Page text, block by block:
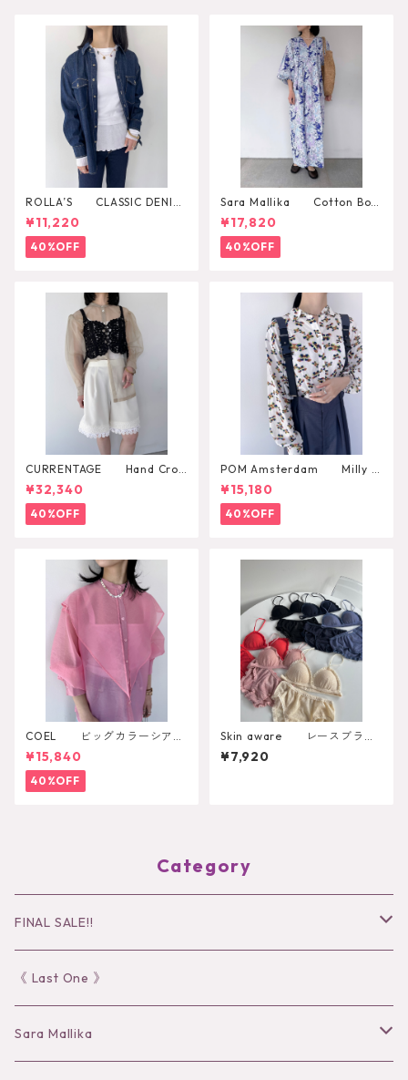
ROLLA’S CLASSIC DENIM
SHIRT RINSE
¥11,220
40%OFF
Sara Mallika Cotton Boh
emian Flower Print Dress
¥17,820
40%OFF
CURRENTAGE Hand Croc
het Bustier
¥32,340
40%OFF
POM Amsterdam Milly B
utterfly Blouse
¥15,180
40%OFF
COEL ビッグカラーシアー
シャツ
¥15,840
40%OFF
Skin aware レースブラト
ップ
¥7,920
Category
FINAL SALE!!
30％OFF
40％OFF
《 Last One 》
Sara Mallika